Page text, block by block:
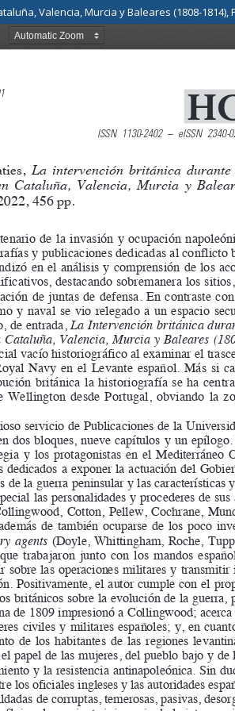
Valencia, Murcia y Baleares (1808-1814),